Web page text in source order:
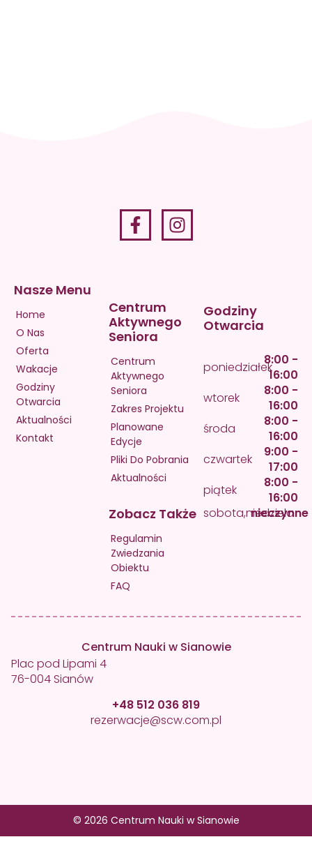
Nasze Menu
Home
O Nas
Oferta
Wakacje
Godziny
Otwarcia
Aktualności
Kontakt
Centrum
Aktywnego
Seniora
Centrum
Aktywnego
Seniora
Zakres Projektu
Planowane
Edycje
Pliki Do Pobrania
Aktualności
Zobacz Także
Regulamin
Zwiedzania
Obiektu
FAQ
Godziny
Otwarcia
poniedziałek8:00 -
16:00
wtorek
8:00 -
16:00
środa
8:00 -
16:00
czwartek
9:00 -
17:00
piątek
8:00 -
16:00
sobota,niedziela
nieczynne
Centrum Nauki w Sianowie
Plac pod Lipami 4
76-004 Sianów
+48 512 036 819
rezerwacje@scw.com.pl
© 2026 Centrum Nauki w Sianowie